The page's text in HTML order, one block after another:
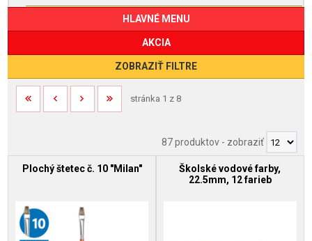
HLAVNÉ MENU
AKCIA
ZOBRAZIŤ FILTRE
stránka 1 z 8
87 produktov- zobraziť
Plochý štetec č. 10 "Milan"
Školské vodové farby,
22.5mm, 12 farieb